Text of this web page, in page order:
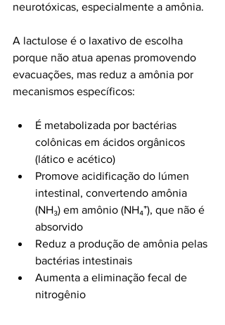
neurotóxicas, especialmente a amônia.
A lactulose é o laxativo de escolha
porque não atua apenas promovendo
evacuações, mas reduz a amônia por
mecanismos específicos:
É metabolizada por bactérias
colônicas em ácidos orgânicos
(lático e acético)
Promove acidificação do lúmen
intestinal, convertendo amônia
(NH₃) em amônio (NH₄⁺), que não é
absorvido
Reduz a produção de amônia pelas
bactérias intestinais
Aumenta a eliminação fecal de
nitrogênio